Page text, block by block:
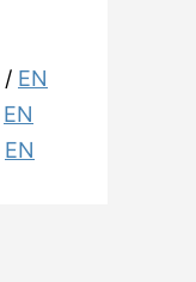
/ EN
EN
EN